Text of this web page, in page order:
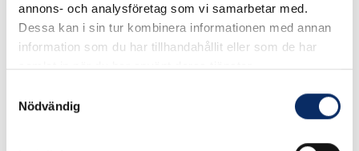
annons- och analysföretag som vi samarbetar med.
Dessa kan i sin tur kombinera informationen med annan
information som du har tillhandahållit eller som de har
samlat in när du har använt deras tjänster.
Nödvändig
remove add Lägg i varukorg
Liknande produkter